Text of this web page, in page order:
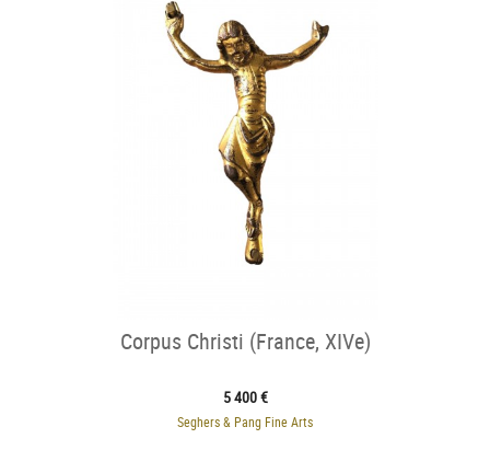
Corpus Christi (France, XIVe)
5 400 €
Seghers & Pang Fine Arts